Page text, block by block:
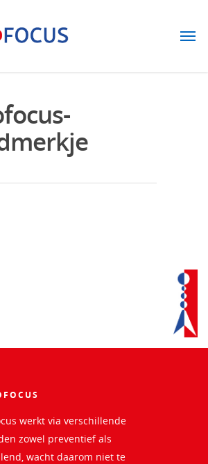
werkt via verschillende
zowel preventief als
wacht daarom niet te